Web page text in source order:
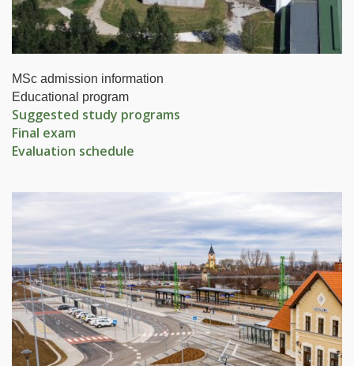
MSc admission information
Educational program
Suggested study programs
Final exam
Evaluation schedule